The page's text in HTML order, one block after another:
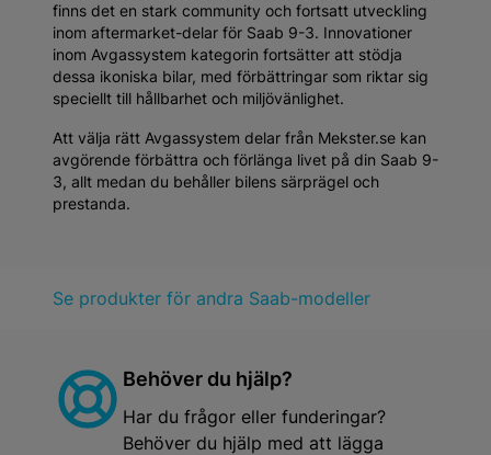
finns det en stark community och fortsatt utveckling
inom aftermarket-delar för Saab 9-3. Innovationer
inom Avgassystem kategorin fortsätter att stödja
dessa ikoniska bilar, med förbättringar som riktar sig
speciellt till hållbarhet och miljövänlighet.
Att välja rätt Avgassystem delar från Mekster.se kan
avgörende förbättra och förlänga livet på din Saab 9-
3, allt medan du behåller bilens särprägel och
prestanda.
Se produkter för andra Saab-modeller
Behöver du hjälp?
Har du frågor eller funderingar?
Behöver du hjälp med att lägga